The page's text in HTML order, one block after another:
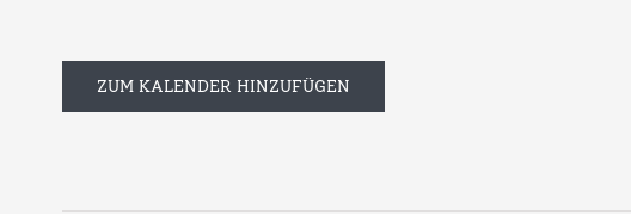
ZUM KALENDER HINZUFÜGEN